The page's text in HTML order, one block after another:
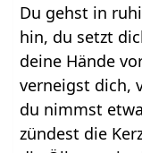
Du gehst in
hin, du setzt
deine Hände
verneigst dich,
du nimmst
zündest die